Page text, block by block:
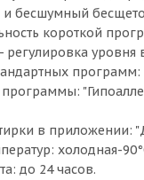
бесшумный
короткой
регулировка
программ:
в приложении:
холодная-
до 24 часов.